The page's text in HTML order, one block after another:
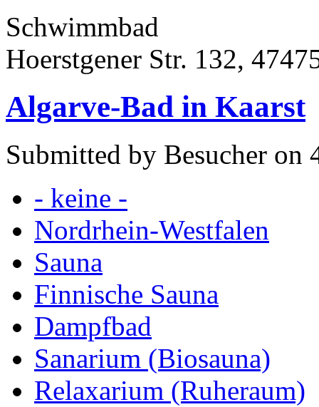
Schwimmbad
Hoerstgener Str. 132,
Algarve-Bad in Kaarst
Submitted by Besucher on
- keine -
Nordrhein-Westfalen
Sauna
Finnische Sauna
Dampfbad
Sanarium (Biosauna)
Relaxarium (Ruheraum)